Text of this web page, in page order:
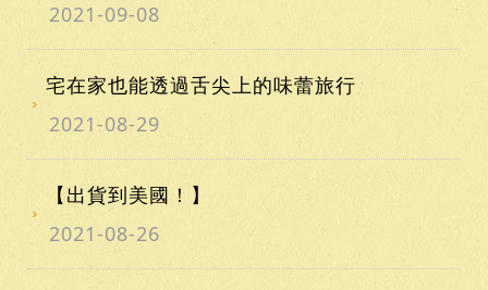
2021-09-08
宅在家也能透過舌尖上的味蕾旅行
2021-08-29
【出貨到美國！】
2021-08-26